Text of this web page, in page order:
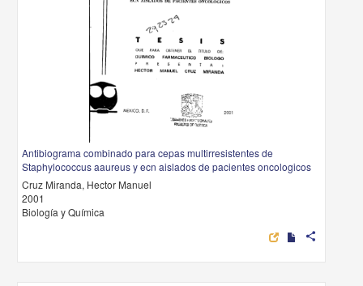
Antibiograma combinado para cepas multirresistentes de
Staphylococcus aaureus y ecn aislados de pacientes oncologicos
Cruz Miranda, Hector Manuel
2001
Biología y Química
share